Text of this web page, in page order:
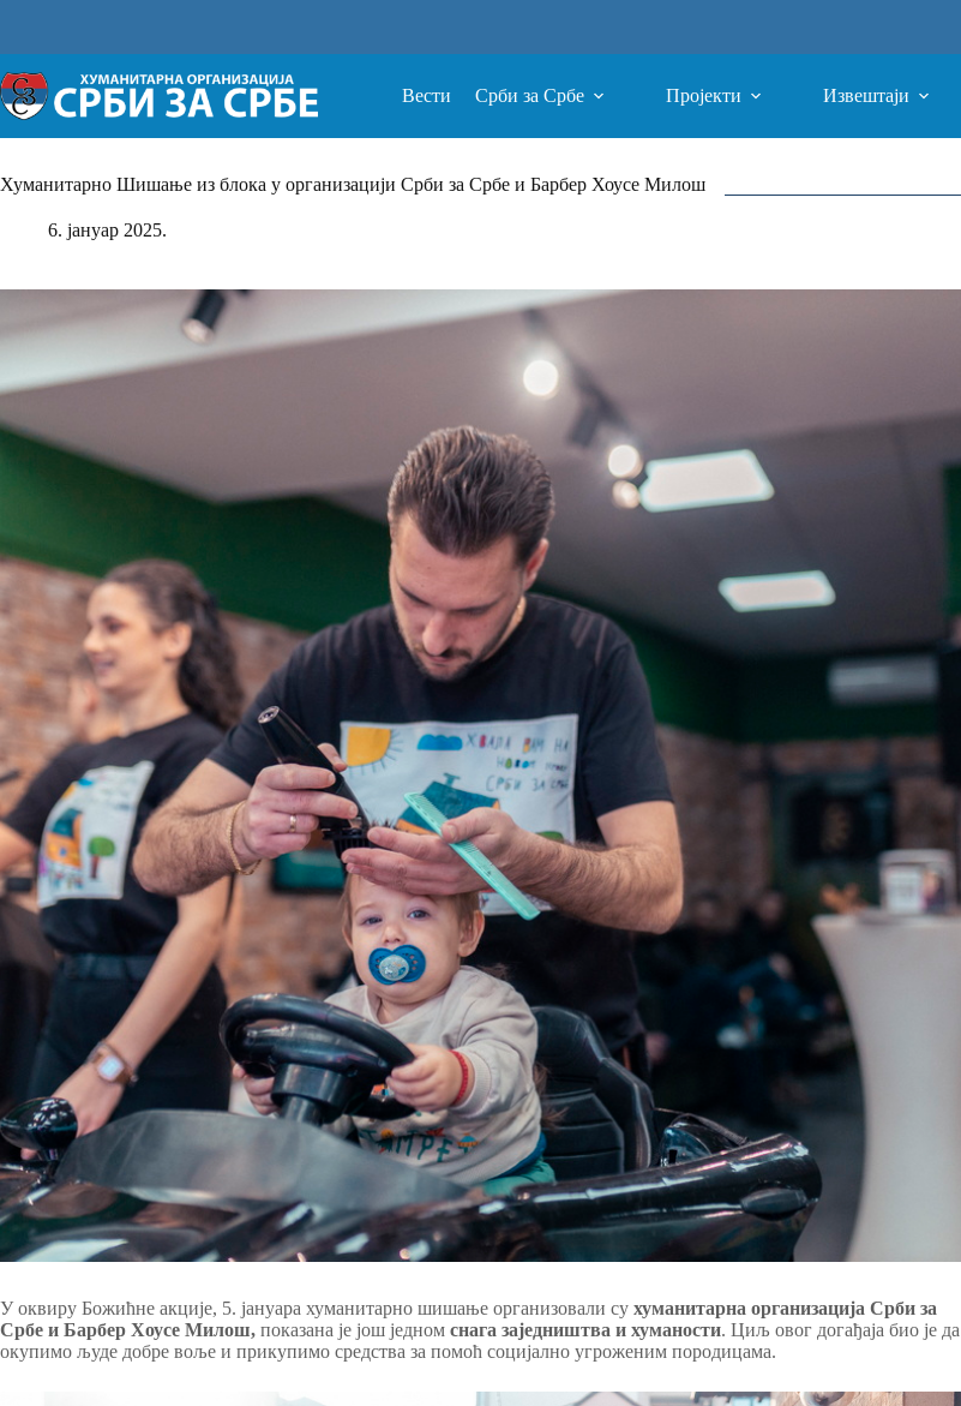
Вести Срби за Србе Пројекти Извештаји
Хуманитарно Шишање из блока у организацији Срби за Србе и Барбер Хоусе Милош
6. јануар 2025.
У оквиру Божићне акције, 5. јануара хуманитарно шишање организовали су хуманитарна организација Срби за
Србе и Барбер Хоусе Милош, показана је још једном снага заједништва и хуманости. Циљ овог догађаја био је да
окупимо људе добре воље и прикупимо средства за помоћ социјално угроженим породицама.